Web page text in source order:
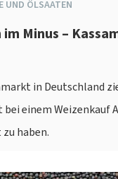
UND ÖLSAATEN
Minus –
in Deutschland
bei einem Weizenkauf
haben.